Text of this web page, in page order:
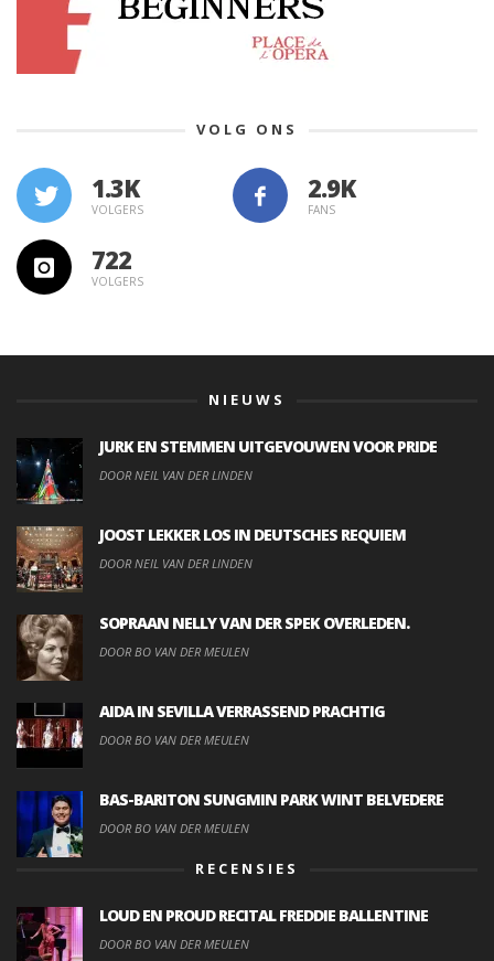
VOLG ONS
1.3K
VOLGERS FANS
722
VOLGERS
NIEUWS
JURK EN STEMMEN UITGEVOUWEN VOOR PRIDE
DOOR NEIL VAN DER LINDEN
JOOST LEKKER LOS IN DEUTSCHES REQUIEM
DOOR NEIL VAN DER LINDEN
SOPRAAN NELLY VAN DER SPEK OVERLEDEN.
DOOR BO VAN DER MEULEN
AIDA IN SEVILLA VERRASSEND PRACHTIG
DOOR BO VAN DER MEULEN
BAS-BARITON SUNGMIN PARK WINT BELVEDERE
DOOR BO VAN DER MEULEN
RECENSIES
LOUD EN PROUD RECITAL FREDDIE BALLENTINE
DOOR BO VAN DER MEULEN